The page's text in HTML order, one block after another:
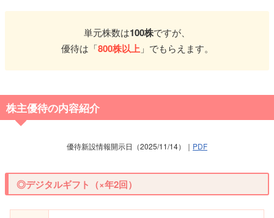
単元株数は100株ですが、
優待は「800株以上」でもらえます。
株主優待の内容紹介
優待新設情報開示日（2025/11/14）｜ PDF
◎デジタルギフト（×年2回）